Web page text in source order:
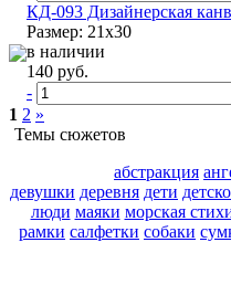
КД-093 Дизайнерская
Размер: 21х30
в наличии
140 руб.
-
1 2 »
Темы сюжетов
абстракция
девушки деревня дети
люди маяки морская
рамки салфетки собаки